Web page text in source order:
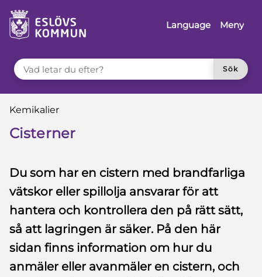
till innehåll
till sidomeny
Language
Meny
VAD LETAR DU EFTER?
Sök
Du är här:
Kemikalier
Cisterner
Du som har en cistern med brandfarliga
vätskor eller spillolja ansvarar för att
hantera och kontrollera den på rätt sätt,
så att lagringen är säker. På den här
sidan finns information om hur du
anmäler eller avanmäler en cistern, och